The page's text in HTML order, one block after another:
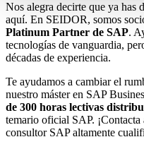
Nos alegra decirte que ya has
aquí. En SEIDOR, somos
Platinum Partner de SAP.
tecnologías de vanguardia,
décadas de experiencia.
Te ayudamos a cambiar el
nuestro máster en SAP
de 300 horas lectivas
temario oficial SAP.
consultor SAP altamente